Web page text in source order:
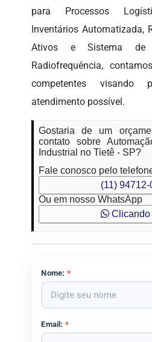
para Processos
Inventários Automatizada,
Ativos e Sistema de
Radiofrequência,
competentes visando
atendimento possível.
Gostaria de um
contato sobre
Industrial no Tietê - SP?
Fale conosco pelo
(11)
Ou em nosso WhatsApp
Clicando
Nome: *
Email: *